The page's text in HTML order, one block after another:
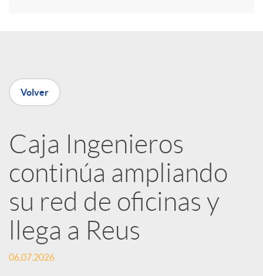
n
R
e
d
e
Volver
Caja Ingenieros
continúa ampliando
su red de oficinas y
llega a Reus
06.07.2026